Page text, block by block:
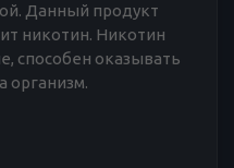
Данный продукт
никотин. Никотин
способен оказывать
организм.